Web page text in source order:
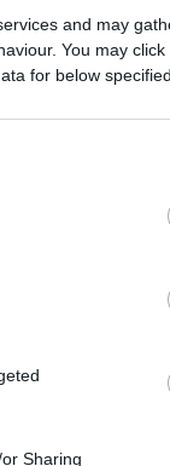
and may
You may
for below
Sharing
την
από
10:28